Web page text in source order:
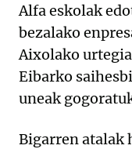
Alfa eskolak
bezalako
Aixolako
Eibarko
uneak
Bigarren atalak